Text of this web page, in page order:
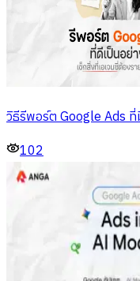
วิธีรีพอร์ต Google Ads
102